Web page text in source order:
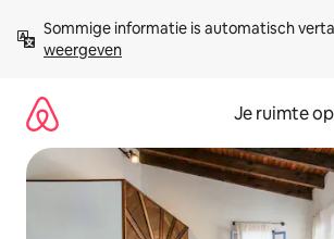
direct
naar
Sommige informatie is automatisch
weergeven
Je ruimte